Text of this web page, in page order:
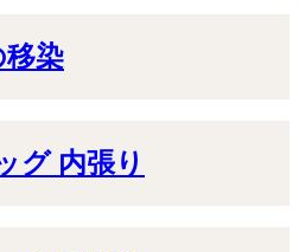
移染
グ 内張り